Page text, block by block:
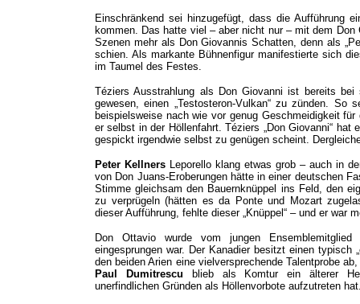
Einschränkend sei hinzugefügt, dass die Aufführung
kommen. Das hatte viel – aber nicht nur – mit dem Don
Szenen mehr als Don Giovannis Schatten, denn als
schien. Als markante Bühnenfigur manifestierte sich
im Taumel des Festes.
Téziers Ausstrahlung als Don Giovanni ist bereits
gewesen, einen „Testosteron-Vulkan“ zu zünden.
beispielsweise nach wie vor genug Geschmeidigkeit
er selbst in der Höllenfahrt. Téziers „Don Giovanni“
gespickt irgendwie selbst zu genügen scheint.
Peter Kellners Leporello klang etwas grob – auch in
von Don Juans-Eroberungen hätte in einer deutschen
Stimme gleichsam den Bauernknüppel ins Feld, den
zu verprügeln (hätten es da Ponte und Mozart
dieser Aufführung, fehlte dieser „Knüppel“ – und er war
Don Ottavio wurde vom jungen Ensemblemitglied
eingesprungen war. Der Kanadier besitzt einen typisch
den beiden Arien eine vielversprechende Talentprobe
Paul Dumitrescu blieb als Komtur ein älterer
unerfindlichen Gründen als Höllenvorbote aufzutreten